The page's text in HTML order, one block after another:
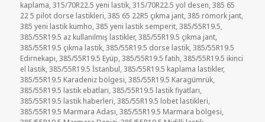
kaplama,315/70R22.5 yeni lastik,315/70R22.5 yol desen,385 65
22 5 pilot dorse lastikleri,385 65 22R5 çıkma jant,385 römork jant,
385 yeni lastik kumho,385 yeni lastik semperit,385/55R19.5,
385/55R19.5 az kullanılmış lastikler,385/55R19.5 çıkma jant,
385/55R19.5 çıkma lastik,385/55R19.5 dorse lastik,385/55R19.5
Edirnekapı,385/55R19.5 Eyüp,385/55R19.5 fatih,385/55R19.5 ikinci
el lastik,385/55R19.5 İstanbul,385/55R19.5 kaplama lastikler,
385/55R19.5 Karadeniz bölgesi,385/55R19.5 Karagümrük,
385/55R19.5 lastik ebatları,385/55R19.5 lastik fiyatları,
385/55R19.5 lastik haberleri,385/55R19.5 lobet lastikleri,
385/55R19.5 Marmara Adası,385/55R19.5 Marmara bölgesi,